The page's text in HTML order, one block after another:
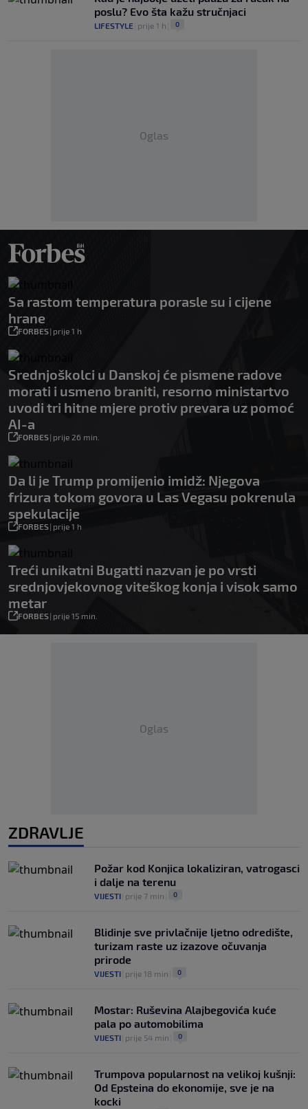
poslu? Evo šta kažu stručnjaci
LIFESTYLE prije 1 h 0
Oglas
Sa rastom temperatura porasle su i cijene
hrane
FORBES| prije 1 h
Srednjoškolci u Danskoj će pismene radove
morati i usmeno braniti, resorno ministartvo
uvodi tri hitne mjere protiv prevara uz pomoć
AI-a
FORBES| prije 26 min.
Da li je Trump promijenio imidž: Njegova
frizura tokom govora u Las Vegasu pokrenula
spekulacije
FORBES| prije 1 h
Treći unikatni Bugatti nazvan je po vrsti
srednjovjekovnog viteškog konja i visok samo
metar
FORBES| prije 15 min.
Oglas
ZDRAVLJE
Požar kod Konjica lokaliziran, vatrogasci
i dalje na terenu
VIJESTI prije 7 min 0
Blidinje sve privlačnije ljetno odredište,
turizam raste uz izazove očuvanja
prirode
VIJESTI prije 18 min 0
Mostar: Ruševina Alajbegovića kuće
pala po automobilima
VIJESTI prije 54 min 0
Trumpova popularnost na velikoj kušnji:
Od Epsteina do ekonomije, sve je na
kocki